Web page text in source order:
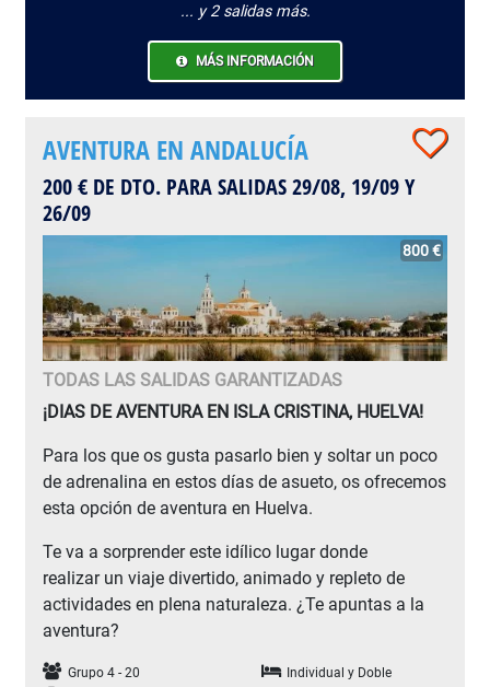
... y 2 salidas más.
MÁS INFORMACIÓN
AVENTURA EN ANDALUCÍA
200 € DE DTO. PARA SALIDAS 29/08, 19/09 Y
26/09
800 €
TODAS LAS SALIDAS GARANTIZADAS
¡DIAS DE AVENTURA EN ISLA CRISTINA, HUELVA!
Para los que os gusta pasarlo bien y soltar un poco
de adrenalina en estos días de asueto, os ofrecemos
esta opción de aventura en Huelva.
Te va a sorprender este idílico lugar donde
realizar un viaje divertido, animado y repleto de
actividades en plena naturaleza. ¿Te apuntas a la
aventura?
Grupo 4 - 20
Individual y Doble